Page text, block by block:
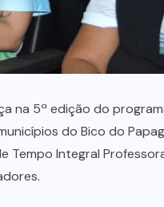
na 5ª edição do
do Bico do
Tempo Integral